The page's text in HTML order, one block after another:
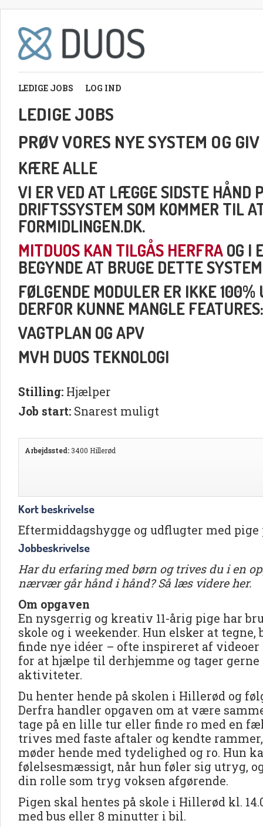
LEDIGE JOBS LOG IND
LEDIGE JOBS
PRØV VORES NYE SYSTEM OG
KÆRE ALLE
VI ER VED AT LÆGGE SIDSTE HÅND
DRIFTSSYSTEM SOM KOMMER TIL
FORMIDLINGEN.DK.
MITDUOS KAN TILGÅS HERFRAOG I
BEGYNDE AT BRUGE DETTE
FØLGENDE MODULER ER IKKE 100%
DERFOR KUNNE MANGLE FEATURES:
VAGTPLAN OG APV
MVH DUOS TEKNOLOGI
Stilling: Hjælper
Job start: Snarest muligt
Arbejdssted: 3400 Hillerød
Kort beskrivelse
Eftermiddagshygge og udflugter med pige
Jobbeskrivelse
Har du erfaring med børn og trives du i en
nærvær går hånd i hånd? Så læs videre her.
Om opgaven
En nysgerrig og kreativ 11-årig pige har
skole og i weekender. Hun elsker at tegne,
finde nye idéer – ofte inspireret af videoer
for at hjælpe til derhjemme og tager
aktiviteter.
Du henter hende på skolen i Hillerød og
Derfra handler opgaven om at være
tage på en lille tur eller finde ro med en
trives med faste aftaler og kendte
møder hende med tydelighed og ro. Hun
følelsesmæssigt, når hun føler sig utryg,
din rolle som tryg voksen afgørende.
Pigen skal hentes på skole i Hillerød kl.
med bus eller 8 minutter i bil.